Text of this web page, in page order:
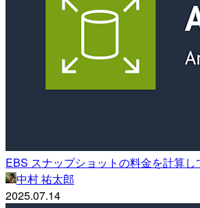
EBS スナップショットの料金を計算し
中村 祐太郎
2025.07.14